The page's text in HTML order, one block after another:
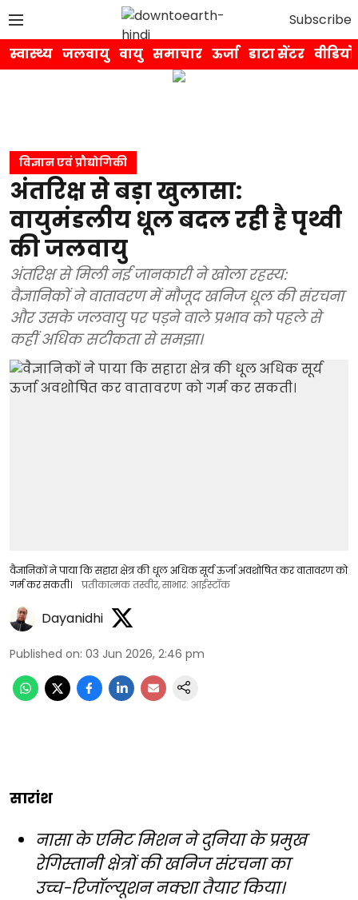
Subscribe
स्वास्थ्य जलवायु वायु समाचार ऊर्जा डाटा सेंटर वीडियो
विज्ञान एवं प्रौद्योगिकी
अंतरिक्ष से बड़ा खुलासा:
वायुमंडलीय धूल बदल रही है पृथ्वी
की जलवायु
अंतरिक्ष से मिली नई जानकारी ने खोला रहस्य:
वैज्ञानिकों ने वातावरण में मौजूद खनिज धूल की संरचना
और उसके जलवायु पर पड़ने वाले प्रभाव को पहले से
कहीं अधिक सटीकता से समझा।
वैज्ञानिकों ने पाया कि सहारा क्षेत्र की धूल अधिक सूर्य ऊर्जा अवशोषित कर वातावरण को
गर्म कर सकती।
प्रतीकात्मक तस्वीर, साभार: आईस्टॉक
Dayanidhi
Published on: 03 Jun 2026, 2:46 pm
सारांश
नासा के एमिट मिशन ने दुनिया के प्रमुख
रेगिस्तानी क्षेत्रों की खनिज संरचना का
उच्च-रिजॉल्यूशन नक्शा तैयार किया।